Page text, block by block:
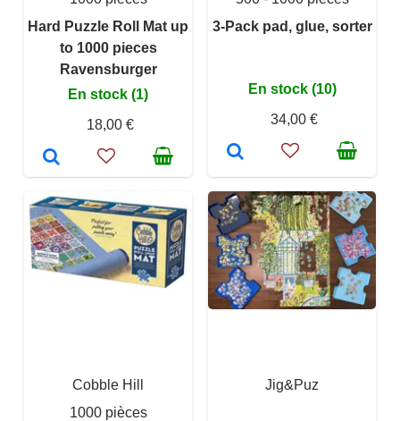
Hard Puzzle Roll Mat up
to 1000 pieces
Ravensburger
En stock (1)
18,00 €
3-Pack pad, glue, sorter
En stock (10)
34,00 €
Cobble Hill
1000 pièces
Jig&Puz